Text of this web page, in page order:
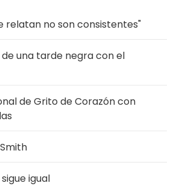
relatan no son consistentes"
una tarde negra con el
de Grito de Corazón con
igual